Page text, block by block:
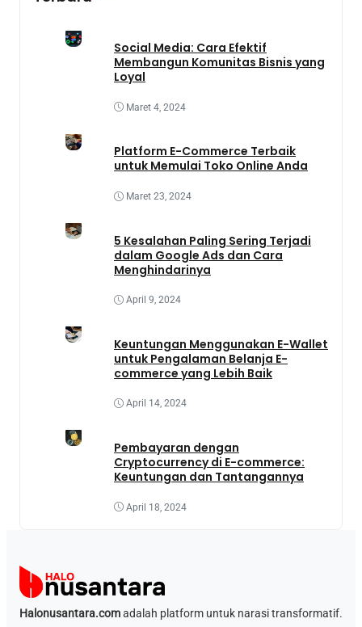
Social Media: Cara Efektif
Membangun Komunitas Bisnis yang
Loyal
Maret 4, 2024
Platform E-Commerce Terbaik
untuk Memulai Toko Online Anda
Maret 23, 2024
5 Kesalahan Paling Sering Terjadi
dalam Google Ads dan Cara
Menghindarinya
April 9, 2024
Keuntungan Menggunakan E-Wallet
untuk Pengalaman Belanja E-
commerce yang Lebih Baik
April 14, 2024
Pembayaran dengan
Cryptocurrency di E-commerce:
Keuntungan dan Tantangannya
April 18, 2024
Halonusantara.comadalah platform untuk narasi transformatif.